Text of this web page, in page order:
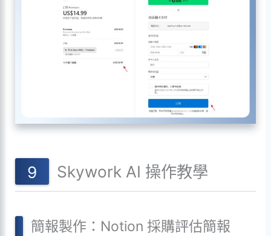
Skywork AI 操作教學
簡報製作：Notion 採購評估簡報